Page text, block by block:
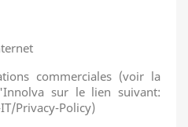
commerciales (voir la
sur le lien suivant:
Privacy-Policy)